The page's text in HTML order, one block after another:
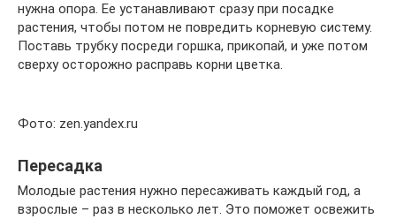
нужна опора. Ее устанавливают сразу при посадке
растения, чтобы потом не повредить корневую систему.
Поставь трубку посреди горшка, прикопай, и уже потом
сверху осторожно расправь корни цветка.
Фото: zen.yandex.ru
Пересадка
Молодые растения нужно пересаживать каждый год, а
взрослые – раз в несколько лет. Это поможет освежить